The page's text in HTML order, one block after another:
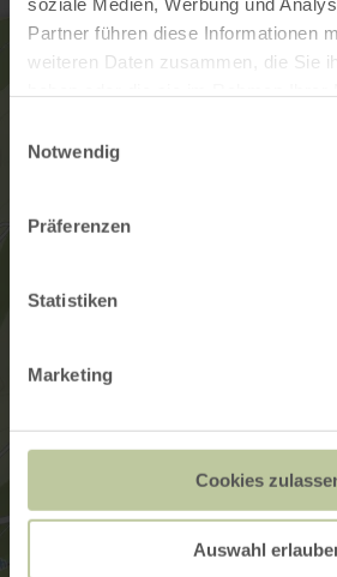
Partner führen diese Informationen
weiteren Daten zusammen, die Sie
Notwendig
Präferenzen
Statistiken
Marketing
Cookies
Auswahl